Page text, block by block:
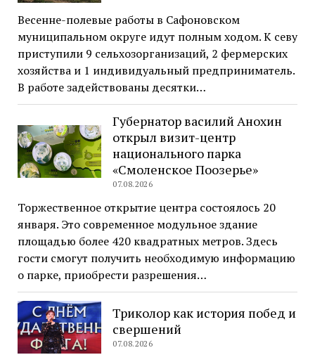
Весенне-полевые работы в Сафоновском
муниципальном округе идут полным ходом. К севу
приступили 9 сельхозорганизаций, 2 фермерских
хозяйства и 1 индивидуальный предприниматель.
В работе задействованы десятки…
Губернатор василий Анохин
открыл визит-центр
национального парка
«Смоленское Поозерье»
07.08.2026
Торжественное открытие центра состоялось 20
января. Это современное модульное здание
площадью более 420 квадратных метров. Здесь
гости смогут получить необходимую информацию
о парке, приобрести разрешения…
Триколор как история побед и
свершений
07.08.2026